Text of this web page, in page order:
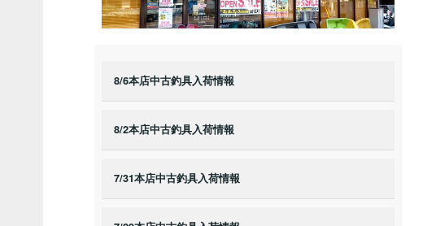
8/6本店中古釣具入荷情報
8/2本店中古釣具入荷情報
7/31本店中古釣具入荷情報